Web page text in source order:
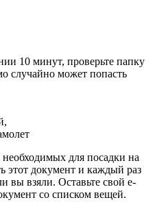
10 минут, проверьте папку
случайно может попасть
для посадки на
этот документ и каждый раз
вы взяли. Оставьте свой e-
со списком вещей.